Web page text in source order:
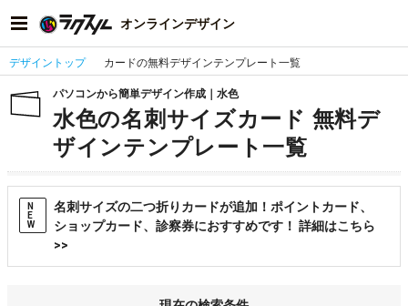
オンラインデザイン
デザイントップ カードの無料デザインテンプレート一覧
パソコンから簡単デザイン作成｜水色
水色の名刺サイズカード 無料デ
ザインテンプレート一覧
N
E
W
名刺サイズの二つ折りカードが追加！ポイントカード、
ショップカード、診察券におすすめです！ 詳細はこちら
>>